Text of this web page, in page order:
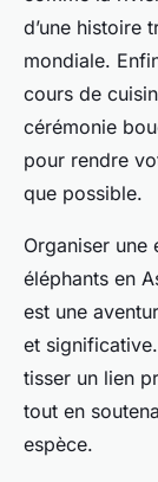
d’une histoire
mondiale.
cours de
cérémonie
pour rendre
que possible.
Organiser une
éléphants en
est une
et
tisser un lien
tout en
espèce.